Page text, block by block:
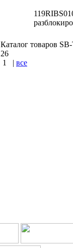
Каталог товаров
26
1
| все